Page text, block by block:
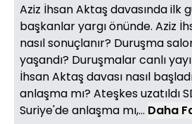
Aziz İhsan Aktaş davasında ilk
başkanlar yargı önünde. Aziz
nasıl sonuçlanır? Duruşma
yaşandı? Duruşmalar canlı
İhsan Aktaş davası nasıl
anlaşma mı? Ateşkes uzatıldı
Suriye'de anlaşma mı,... Daha